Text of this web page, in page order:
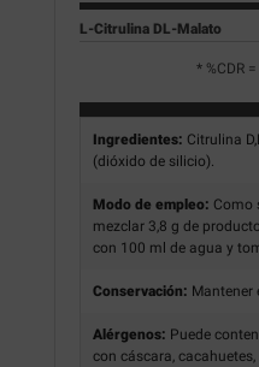
L-Citrulina DL-Malato
* %CDR
Ingredientes: Citrulina
(dióxido de silicio).
Modo de empleo: Como
mezclar 3,8 g de
con 100 ml de agua y
Conservación: Mantener
Alérgenos: Puede
con cáscara,